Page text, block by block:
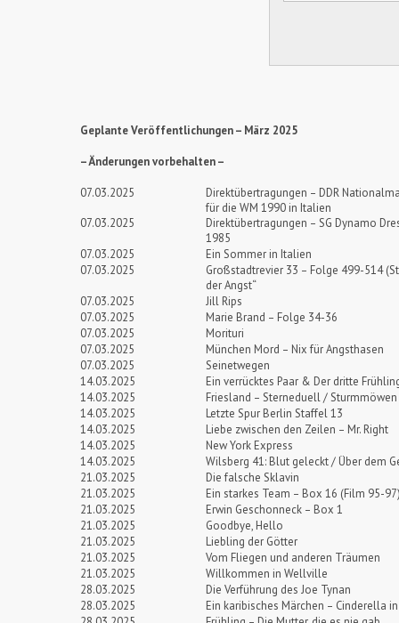
Geplante Veröffentlichungen – März 2025
– Änderungen vorbehalten –
07.03.2025
Direktübertragungen – DDR
für die WM 1990 in Italien
07.03.2025
Direktübertragungen – SG Dynamo
1985
07.03.2025
Ein Sommer in Italien
07.03.2025
Großstadtrevier 33 – Folge 499-514
der Angst“
07.03.2025
Jill Rips
07.03.2025
Marie Brand – Folge 34-36
07.03.2025
Morituri
07.03.2025
München Mord – Nix für Angsthasen
07.03.2025
Seinetwegen
14.03.2025
Ein verrücktes Paar & Der dritte
14.03.2025
Friesland – Sterneduell / Sturmmöwen
14.03.2025
Letzte Spur Berlin Staffel 13
14.03.2025
Liebe zwischen den Zeilen – Mr. Right
14.03.2025
New York Express
14.03.2025
Wilsberg 41: Blut geleckt / Über dem
21.03.2025
Die falsche Sklavin
21.03.2025
Ein starkes Team – Box 16 (Film 95-
21.03.2025
Erwin Geschonneck – Box 1
21.03.2025
Goodbye, Hello
21.03.2025
Liebling der Götter
21.03.2025
Vom Fliegen und anderen Träumen
21.03.2025
Willkommen in Wellville
28.03.2025
Die Verführung des Joe Tynan
28.03.2025
Ein karibisches Märchen – Cinderella